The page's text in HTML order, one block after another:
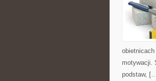
motywacji.
podstaw,